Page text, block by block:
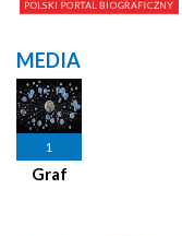
MEDIA
1
Graf